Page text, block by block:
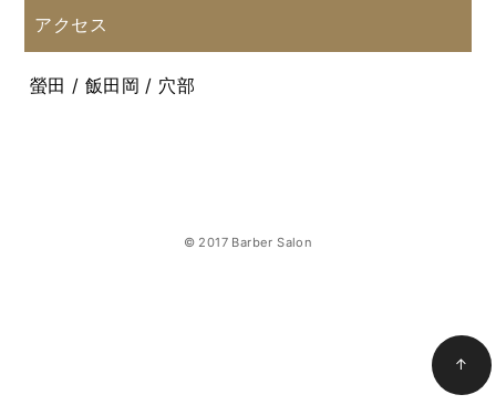
アクセス
螢田 / 飯田岡 / 穴部
© 2017 Barber Salon
↑